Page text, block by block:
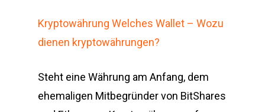
Kryptowährung Welches Wallet – Wozu
dienen kryptowährungen?
Steht eine Währung am Anfang, dem
ehemaligen Mitbegründer von BitShares